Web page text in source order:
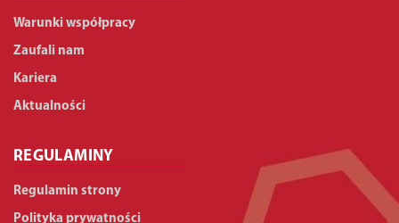
Warunki współpracy
Zaufali nam
Kariera
Aktualności
REGULAMINY
Regulamin strony
Polityka prywatności